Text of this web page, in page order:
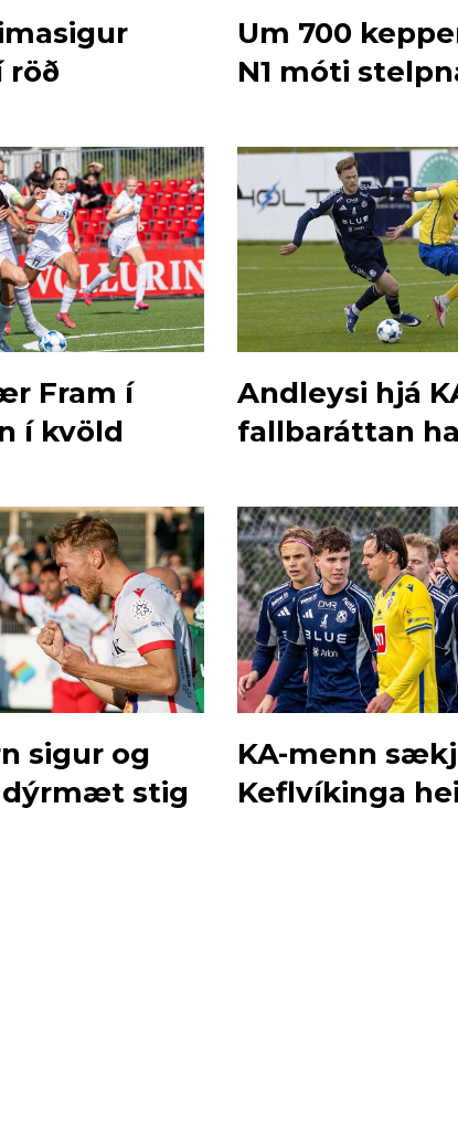
röð
Um 700
N1 móti
Fram í
í kvöld
Andleysi hjá
fallbaráttan
sigur og
dýrmæt stig
KA-menn
Keflvíkinga